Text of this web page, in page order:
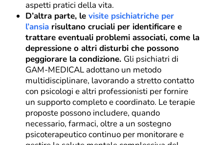
aspetti pratici della vita.
D’altra parte, le visite psichiatriche per
l’ansia risultano cruciali per identificare e
trattare eventuali problemi associati, come la
depressione o altri disturbi che possono
peggiorare la condizione. Gli psichiatri di
GAM-MEDICAL adottano un metodo
multidisciplinare, lavorando a stretto contatto
con psicologi e altri professionisti per fornire
un supporto completo e coordinato. Le terapie
proposte possono includere, quando
necessario, farmaci, oltre a un sostegno
psicoterapeutico continuo per monitorare e